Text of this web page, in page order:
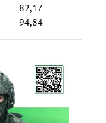
82,17
94,84